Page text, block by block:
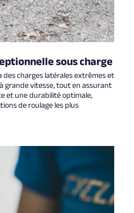
sous charge
des charges latérales extrêmes et
grande vitesse, tout en assurant
et une durabilité optimale,
de roulage les plus